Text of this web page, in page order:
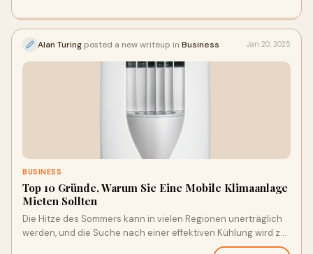
Alan Turing posted a new writeup in Business Jan 20, 2025
BUSINESS
Top 10 Gründe, Warum Sie Eine Mobile Klimaanlage
Mieten Sollten
Die Hitze des Sommers kann in vielen Regionen unerträglich
werden, und die Suche nach einer effektiven Kühlung wird zur